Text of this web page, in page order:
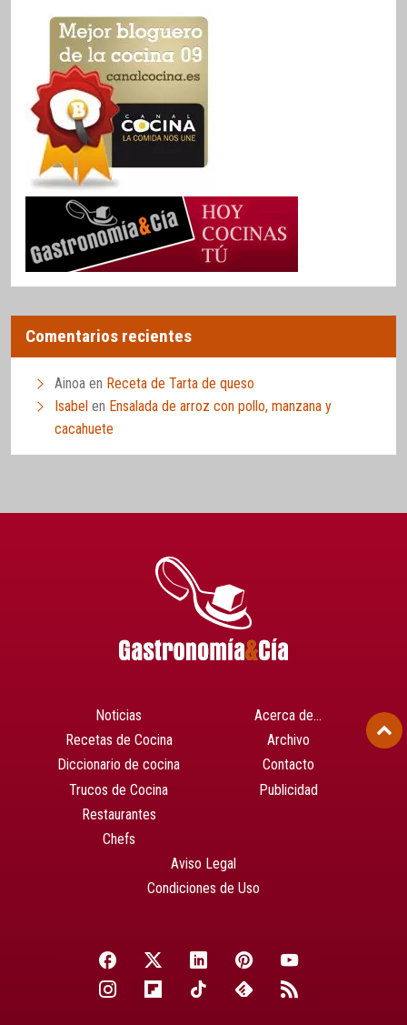
Comentarios recientes
Ainoa en Receta de Tarta de queso
Isabel en Ensalada de arroz con pollo, manzana y
cacahuete
Noticias
Recetas de Cocina
Diccionario de cocina
Trucos de Cocina
Restaurantes
Chefs
Acerca de…
Archivo
Contacto
Publicidad
Aviso Legal
Condiciones de Uso